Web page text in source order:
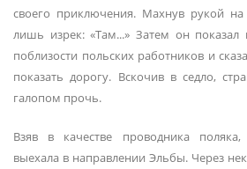
своего приключения. Махнув рукой на
лишь изрек: «Там...» Затем он
поблизости польских работников и
показать дорогу. Вскочив в седло,
галопом прочь.
Взяв в качестве проводника поляка,
выехала в направлении Эльбы. Через